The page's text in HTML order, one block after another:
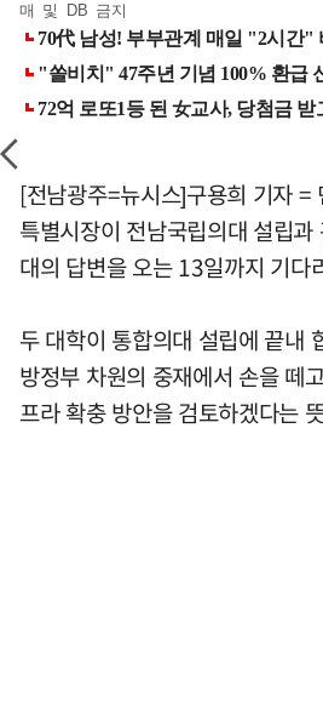
매 및 DB 금지
[전남광주=뉴시스]구용희 기자 =
특별시장이 전남국립의대 설립
대의 답변을 오는 13일까지 기다
두 대학이 통합의대 설립에 끝내
방정부 차원의 중재에서 손을 떼
프라 확충 방안을 검토하겠다는